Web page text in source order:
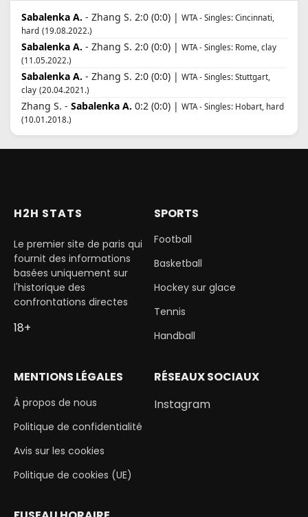
Sabalenka A. - Zhang S. 2:0 (0:0) | WTA - Singles: Cincinnati,
hard (19.08.2022.)
Sabalenka A. - Zhang S. 2:0 (0:0) | WTA - Singles: Rome, clay
(11.05.2022.)
Sabalenka A. - Zhang S. 2:0 (0:0) | WTA - Singles: Stuttgart,
clay (20.04.2021.)
Zhang S. - Sabalenka A. 0:2 (0:0) | WTA - Singles: Hobart, hard
(10.01.2018.)
H2H STATS
Le premier site de paris qui
fournit des informations
basées uniquement sur
l'historique des
confrontations directes
18+
SPORTS
Football
Basketball
Hockey sur glace
Tennis
Handball
MENTIONS LÉGALES
À propos de nous
Politique de confidentialité
Avis sur les cookies
Politique de cookies (UE)
RÉSEAUX SOCIAUX
Instagram